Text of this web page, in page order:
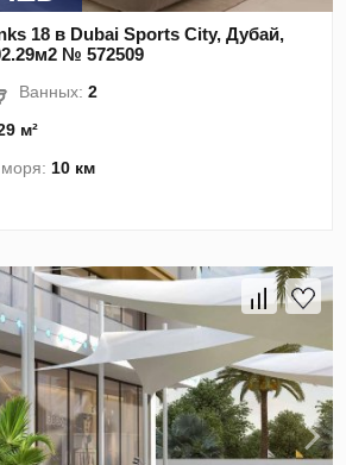
18 в Dubai Sports City, Дубай,
№ 572509
Ванных:2
м²
моря:10 км